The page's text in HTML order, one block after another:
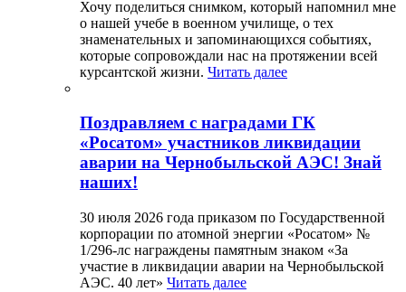
Хочу поделиться снимком, который напомнил мне
о нашей учебе в военном училище, о тех
знаменательных и запоминающихся событиях,
которые сопровождали нас на протяжении всей
курсантской жизни. Читать далее
Поздравляем с наградами ГК
«Росатом» участников ликвидации
аварии на Чернобыльской АЭС! Знай
наших!
30 июля 2026 года приказом по Государственной
корпорации по атомной энергии «Росатом» №
1/296-лс награждены памятным знаком «За
участие в ликвидации аварии на Чернобыльской
АЭС. 40 лет» Читать далее